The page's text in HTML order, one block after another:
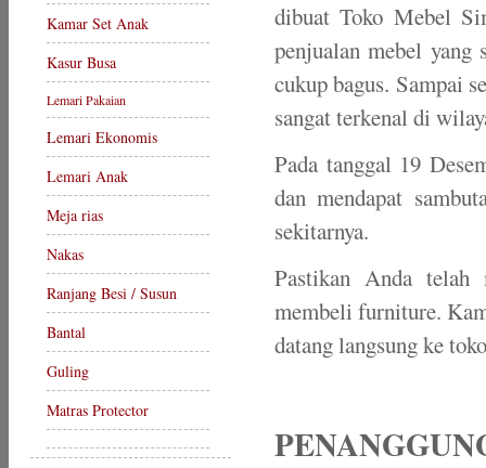
Kamar Set Anak
Kasur Busa
Lemari Pakaian
Lemari Ekonomis
Lemari Anak
Meja rias
Nakas
Ranjang Besi / Susun
Bantal
Guling
Matras Protector
dibuat Toko Mebel
penjualan mebel yang
cukup bagus. Sampai
sangat terkenal di
Pada tanggal 19
dan mendapat
sekitarnya.
Pastikan Anda telah
membeli furniture.
datang langsung ke